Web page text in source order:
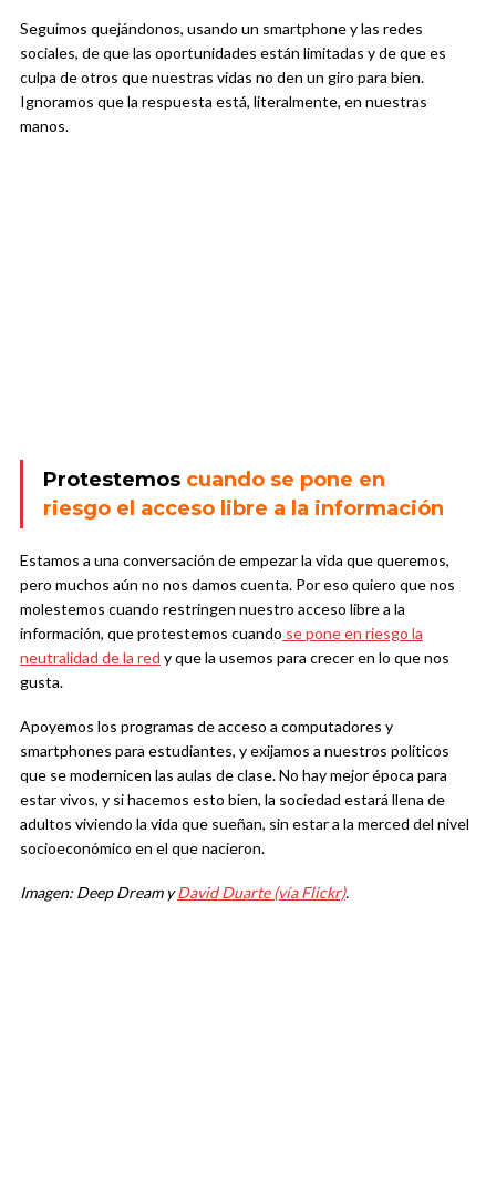
Seguimos quejándonos, usando un smartphone y las redes
sociales, de que las oportunidades están limitadas y de que es
culpa de otros que nuestras vidas no den un giro para bien.
Ignoramos que la respuesta está, literalmente, en nuestras
manos.
Protestemos cuando se pone en
riesgo el acceso libre a la información
Estamos a una conversación de empezar la vida que queremos,
pero muchos aún no nos damos cuenta. Por eso quiero que nos
molestemos cuando restringen nuestro acceso libre a la
información, que protestemos cuando se pone en riesgo la
neutralidad de la red y que la usemos para crecer en lo que nos
gusta.
Apoyemos los programas de acceso a computadores y
smartphones para estudiantes, y exijamos a nuestros políticos
que se modernicen las aulas de clase. No hay mejor época para
estar vivos, y si hacemos esto bien, la sociedad estará llena de
adultos viviendo la vida que sueñan, sin estar a la merced del nivel
socioeconómico en el que nacieron.
Imagen: Deep Dream yDavid Duarte (vía Flickr).